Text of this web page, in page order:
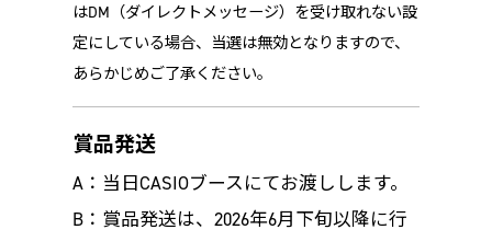
はDM（ダイレクトメッセージ）を受け取れない設
定にしている場合、当選は無効となりますので、
あらかじめご了承ください。
賞品発送
A：当日CASIOブースにてお渡しします。
B：賞品発送は、2026年6月下旬以降に行